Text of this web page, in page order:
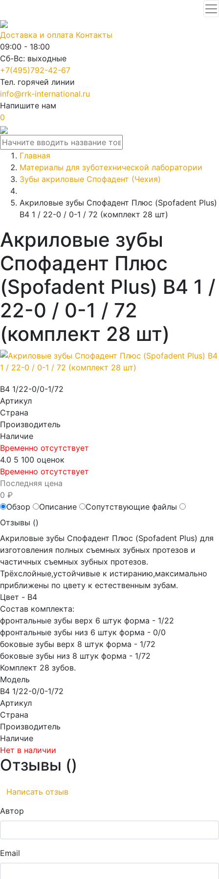
Доставка и оплата Контакты
09:00 - 18:00
Сб-Вс: выходные
+7(495)792-42-67
Тел. горячей линии
info@rrk-international.ru
Напишите нам
0
Главная
Материалы для зуботехнической лаборатории
Зубы акриловые Спофадент (Чехия)
Акриловые зубы Спофадент Плюс (Spofadent Plus)
B4 1 / 22-0 / 0-1 / 72 (комплект 28 шт)
Акриловые зубы
Спофадент Плюс
(Spofadent Plus) B4 1 /
22-0 / 0-1 / 72
(комплект 28 шт)
B4 1/22-0/0-1/72
Артикул
Страна
Производитель
Наличие
Временно отсутствует
4.0 5 100 оценок
Временно отсутствует
Последняя цена
0 ₽
Обзор
Описание
Сопутствующие файлы
Отзывы ()
Акриловые зубы Спофадент Плюс (Spofadent Plus) для
изготовления полных съемных зубных протезов и
частичных съемных зубных протезов.
Трёхслойные,устойчивые к истиранию,максимально
приближены по цвету к естественным зубам.
Цвет - B4
Состав комплекта:
фронтальные зубы верх 6 штук форма - 1/22
фронтальные зубы низ 6 штук форма - 0/0
боковые зубы верх 8 штук форма - 1/72
боковые зубы низ 8 штук форма - 1/72
Комплект 28 зубов.
Модель
B4 1/22-0/0-1/72
Артикул
Страна
Производитель
Наличие
Нет в наличии
Отзывы ()
Написать отзыв
Автор
Email